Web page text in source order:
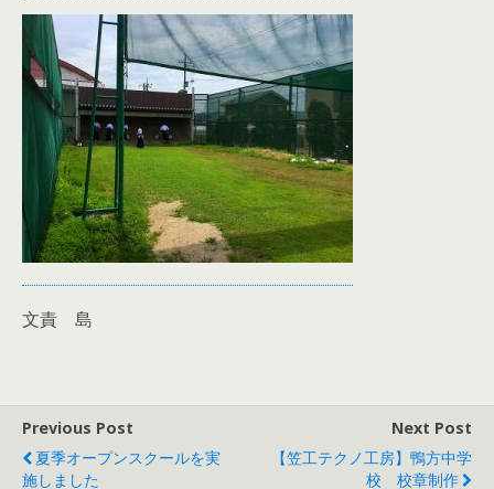
文責 島
Previous Post
夏季オープンスクールを実
施しました
Next Post
【笠工テクノ工房】鴨方中学
校 校章制作